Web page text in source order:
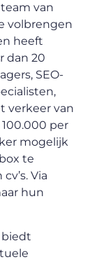
van
volbrengen
heeft
dan 20
SEO-
verkeer van
per
mogelijk
te
Via
hun
biedt